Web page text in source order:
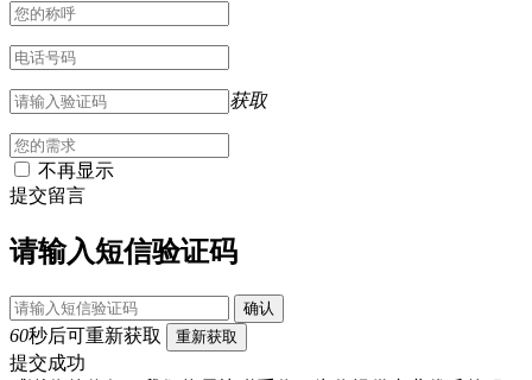
获取
不再显示
提交留言
请输入短信验证码
确认
60秒后可重新获取 重新获取
提交成功